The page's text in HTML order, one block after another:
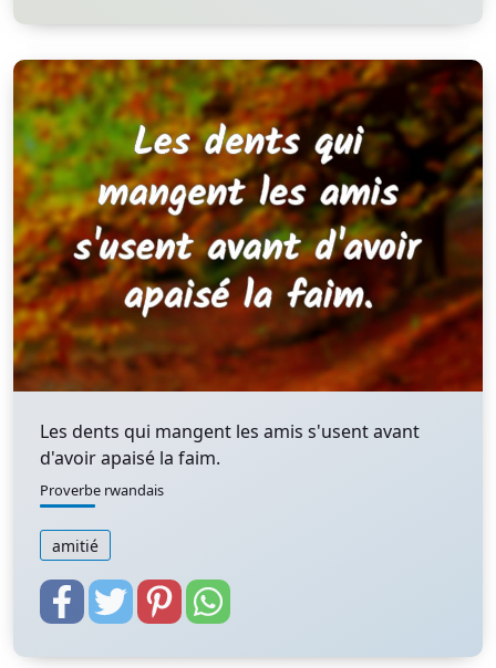
Les dents qui mangent les amis s'usent avant
d'avoir apaisé la faim.
Proverbe rwandais
amitié